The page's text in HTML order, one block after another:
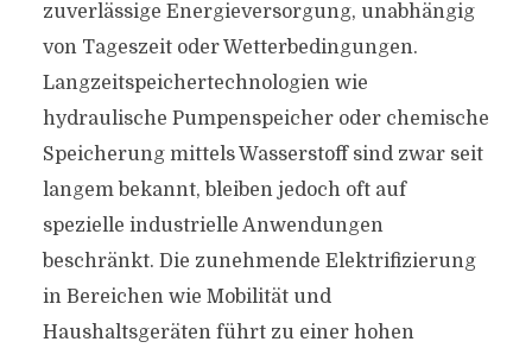
zuverlässige Energieversorgung, unabhängig
von Tageszeit oder Wetterbedingungen.
Langzeitspeichertechnologien wie
hydraulische Pumpenspeicher oder chemische
Speicherung mittels Wasserstoff sind zwar seit
langem bekannt, bleiben jedoch oft auf
spezielle industrielle Anwendungen
beschränkt. Die zunehmende Elektrifizierung
in Bereichen wie Mobilität und
Haushaltsgeräten führt zu einer hohen